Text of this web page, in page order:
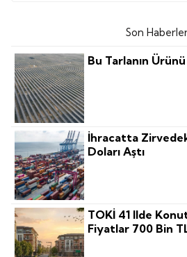
Son
Bu Tarlanın
İhracatta
Doları Aştı
TOKİ 41 Ilde
Fiyatlar 700 Bin